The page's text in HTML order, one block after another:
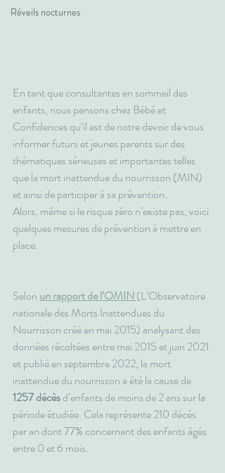
Réveils nocturnes
En tant que consultantes en sommeil des
enfants, nous pensons chez Bébé et
Confidences qu’il est de notre devoir de vous
informer futurs et jeunes parents sur des
thématiques sérieuses et importantes telles
que la mort inattendue du nourrisson (MIN)
et ainsi de participer à sa prévention.
Alors, même si le risque zéro n’existe pas, voici
quelques mesures de prévention à mettre en
place.
Selon un rapport de l’OMIN (L’Observatoire
nationale des Morts Inattendues du
Nourrisson créé en mai 2015) analysant des
données récoltées entre mai 2015 et juin 2021
et publié en septembre 2022, la mort
inattendue du nourrisson a été la cause de
1257 décès d’enfants de moins de 2 ans sur la
période étudiée. Cela représente 210 décès
par an dont 77% concernant des enfants âgés
entre 0 et 6 mois.